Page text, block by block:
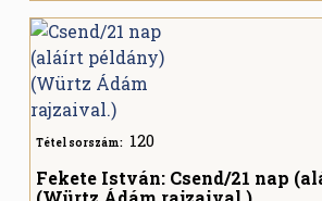
Tétel sorszám: 120
Fekete István: Csend/21 nap